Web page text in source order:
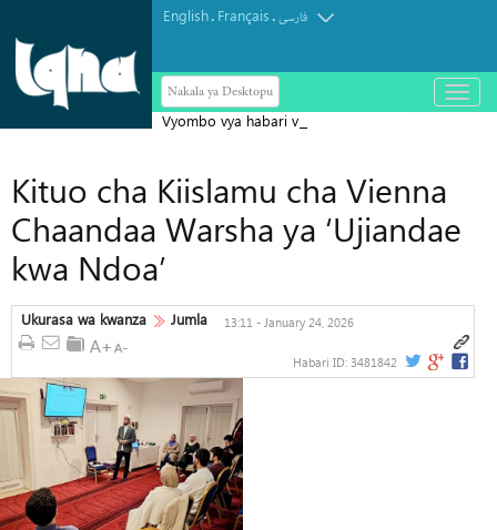
English. Français.فارسی
Nakala ya Desktopu
باز
و
Vyombo vya habari vya Israel vyatoa
El-Sayed Seneti Marekani
Kituo cha Kiislamu cha Vienna
Chaandaa Warsha ya ‘Ujiandae
kwa Ndoa’
Ukurasa wa kwanza Jumla 13:11 - January 24, 2026
Habari ID: 3481842